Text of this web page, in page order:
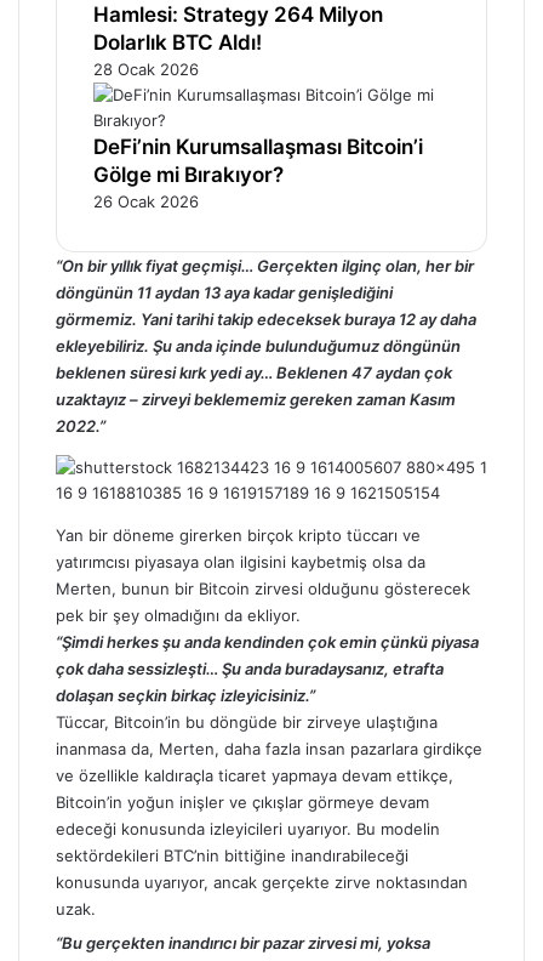
Hamlesi: Strategy 264 Milyon
Dolarlık BTC Aldı!
28 Ocak 2026
DeFi’nin Kurumsallaşması Bitcoin’i
Gölge mi Bırakıyor?
26 Ocak 2026
“On bir yıllık fiyat geçmişi… Gerçekten ilginç olan, her bir
döngünün 11 aydan 13 aya kadar genişlediğini
görmemiz. Yani tarihi takip edeceksek buraya 12 ay daha
ekleyebiliriz. Şu anda içinde bulunduğumuz döngünün
beklenen süresi kırk yedi ay… Beklenen 47 aydan çok
uzaktayız – zirveyi beklememiz gereken zaman Kasım
2022.”
Yan bir döneme girerken birçok kripto tüccarı ve
yatırımcısı piyasaya olan ilgisini kaybetmiş olsa da
Merten, bunun bir Bitcoin zirvesi olduğunu gösterecek
pek bir şey olmadığını da ekliyor.
“Şimdi herkes şu anda kendinden çok emin çünkü piyasa
çok daha sessizleşti… Şu anda buradaysanız, etrafta
dolaşan seçkin birkaç izleyicisiniz.”
Tüccar, Bitcoin’in bu döngüde bir zirveye ulaştığına
inanmasa da, Merten, daha fazla insan pazarlara girdikçe
ve özellikle kaldıraçla ticaret yapmaya devam ettikçe,
Bitcoin’in yoğun inişler ve çıkışlar görmeye devam
edeceği konusunda izleyicileri uyarıyor. Bu modelin
sektördekileri BTC’nin bittiğine inandırabileceği
konusunda uyarıyor, ancak gerçekte zirve noktasından
uzak.
“Bu gerçekten inandırıcı bir pazar zirvesi mi, yoksa